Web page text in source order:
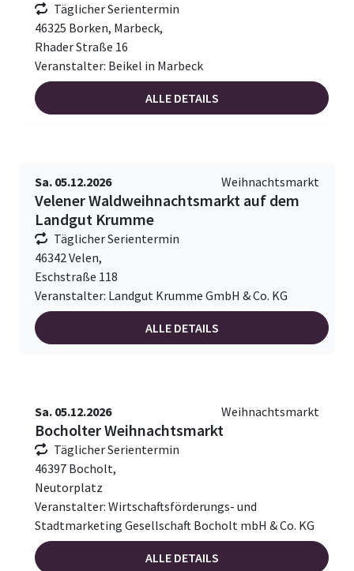
Täglicher Serientermin
46325 Borken, Marbeck,
Rhader Straße 16
Veranstalter: Beikel in Marbeck
ALLE DETAILS
Sa. 05.12.2026 Weihnachtsmarkt
Velener Waldweihnachtsmarkt auf dem
Landgut Krumme
Täglicher Serientermin
46342 Velen,
Eschstraße 118
Veranstalter: Landgut Krumme GmbH & Co. KG
ALLE DETAILS
Sa. 05.12.2026 Weihnachtsmarkt
Bocholter Weihnachtsmarkt
Täglicher Serientermin
46397 Bocholt,
Neutorplatz
Veranstalter: Wirtschaftsförderungs- und
Stadtmarketing Gesellschaft Bocholt mbH & Co. KG
ALLE DETAILS